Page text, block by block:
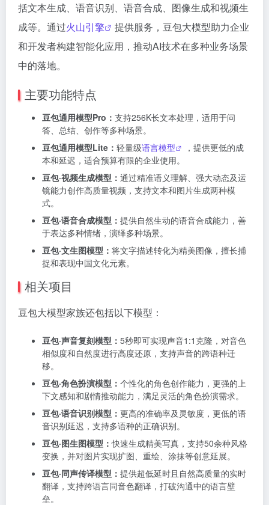
括文本生成、语音识别、语音合成、图像生成和视频生
成等。通过火山引擎
提供服务，豆包大模型助力企业
和开发者构建智能化应用，推动AI技术在多种业务场景
中的落地。
主要功能特点
豆包通用模型Pro： 支持256K长文本处理，适用于问
答、总结、创作等多种场景。
豆包通用模型Lite： 轻量级语言模型
，提供更低的成
本和延迟，适合预算有限的企业使用。
豆包·视频生成模型： 通过精准语义理解、强大动态及运
镜能力创作高质量视频，支持文本和图片生成两种模
式。
豆包·语音合成模型： 提供自然生动的语音合成能力，善
于表达多种情绪，演绎多种场景。
豆包·文生图模型： 将文字描述转化为精美图像，擅长捕
捉和表现中国文化元素。
相关项目
豆包大模型家族还包括以下模型：
豆包·声音复刻模型： 5秒即可实现声音1:1克隆，对音色
相似度和自然度进行高度还原，支持声音的跨语种迁
移。
豆包·角色扮演模型： 个性化的角色创作能力，更强的上
下文感知和剧情推动能力，满足灵活的角色扮演需求。
豆包·语音识别模型： 更高的准确率及灵敏度，更低的语
音识别延迟，支持多语种的正确识别。
豆包·图生图模型：快速生成精美写真，支持50余种风格
变换，并对图片实现扩图、重绘、涂抹等创意延展。
豆包·同声传译模型： 提供超低延时且自然高质量的实时
翻译，支持跨语言同音色翻译，打破沟通中的语言壁
垒。